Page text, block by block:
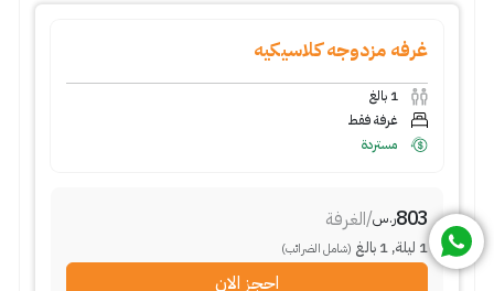
غرفه مزدوجه كلاسيكيه
1 بالغ
غرفة فقط
مستردة
803ر.س/الغرفة
1 ليلة,
1 بالغ (شامل الضرائب)
احجز الان